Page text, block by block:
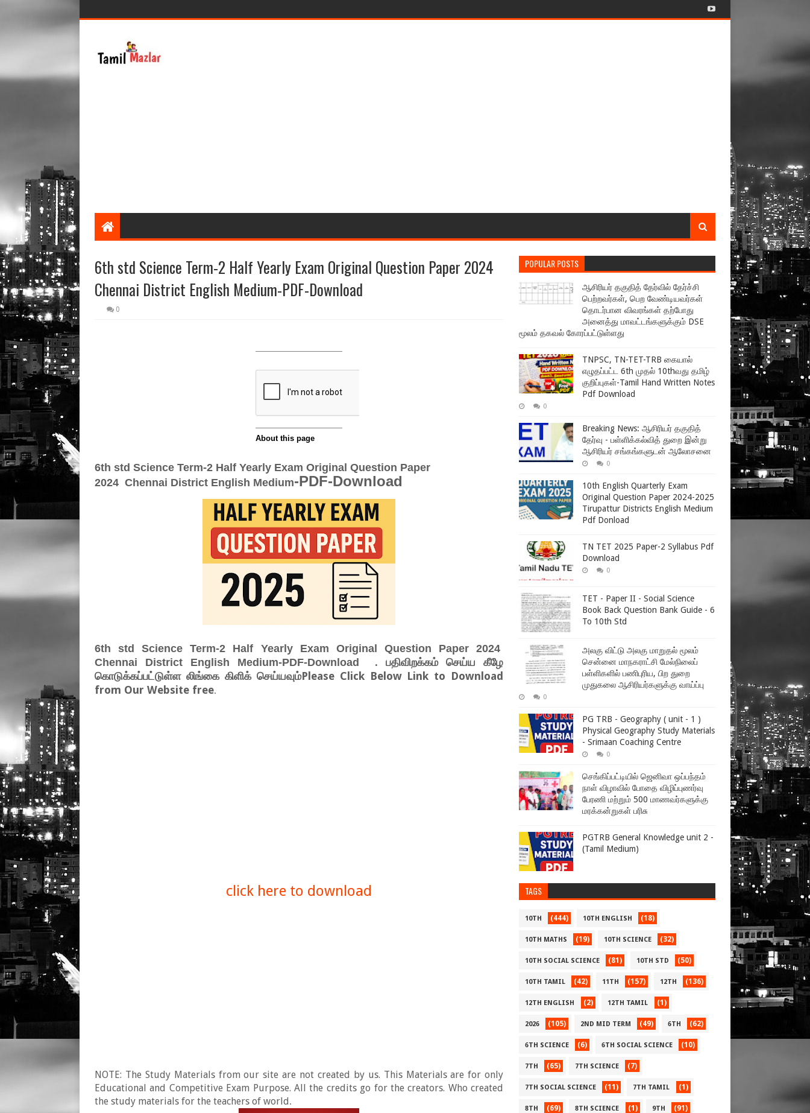
6th std Science Term-2 Half Yearly Exam Original Question Paper 2024
Chennai District English Medium-PDF-Download
0
6th std Science Term-2 Half Yearly Exam Original Question Paper
2024 Chennai District English Medium-PDF-Download
6th std Science Term-2 Half Yearly Exam Original Question Paper 2024
Chennai District English Medium-PDF-Download . பதிவிறக்கம் செய்ய கீழே
கொடுக்கப்பட்டுள்ள லிங்கை கிளிக் செய்யவும்Please Click Below Link to Download
from Our Website free.
click here to download
NOTE: The Study Materials from our site are not created by us. This Materials are for only
Educational and Competitive Exam Purpose. All the credits go for the creators. Who created
the study materials for the teachers of world.
POPULAR POSTS
ஆசிரியர் தகுதித் தேர்வில் தேர்ச்சி
பெற்றவர்கள், பெற வேண்டியவர்கள்
தொடர்பான விவரங்கள் தற்போது
அனைத்து மாவட்டங்களுக்கும் DSE
மூலம் தகவல் கோரப்பட்டுள்ளது
TNPSC, TN-TET-TRB கையால்
எழுதப்பட்ட 6th முதல் 10thவது தமிழ்
குறிப்புகள்-Tamil Hand Written Notes
Pdf Download
0
Breaking News: ஆசிரியர் தகுதித்
தேர்வு - பள்ளிக்கல்வித் துறை இன்று
ஆசிரியர் சங்கங்களுடன் ஆலோசனை
0
10th English Quarterly Exam
Original Question Paper 2024-2025
Tirupattur Districts English Medium
Pdf Donload
TN TET 2025 Paper-2 Syllabus Pdf
Download
0
TET - Paper II - Social Science
Book Back Question Bank Guide - 6
To 10th Std
அலகு விட்டு அலகு மாறுதல் மூலம்
சென்னை மாநகராட்சி மேல்நிலைப்
பள்ளிகளில் பணிபுரிய, பிற துறை
முதுகலை ஆசிரியர்களுக்கு வாய்ப்பு
0
PG TRB - Geography ( unit - 1 )
Physical Geography Study Materials
- Srimaan Coaching Centre
0
செங்கிப்பட்டியில் ஜெனிவா ஒப்பந்தம்
நாள் விழாவில் போதை விழிப்புணர்வு
பேரணி மற்றும் 500 மாணவர்களுக்கு
மரக்கன்றுகள் பரிசு
PGTRB General Knowledge unit 2 -
(Tamil Medium)
TAGS
10TH (444) 10TH ENGLISH (18)
10TH MATHS (19) 10TH SCIENCE (32)
10TH SOCIAL SCIENCE (81) 10TH STD (50)
10TH TAMIL (42) 11TH (157) 12TH (136)
12TH ENGLISH (2) 12TH TAMIL (1)
2026 (105) 2ND MID TERM (49) 6TH (62)
6TH SCIENCE (6) 6TH SOCIAL SCIENCE (10)
7TH (65) 7TH SCIENCE (7)
7TH SOCIAL SCIENCE (11) 7TH TAMIL (1)
8TH (69) 8TH SCIENCE (1) 9TH (91)